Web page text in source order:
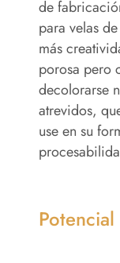
de
para velas
más
porosa pero
decolorarse
atrevidos,
use en su